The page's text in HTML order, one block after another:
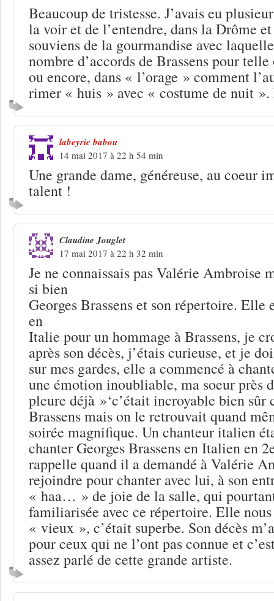
Beaucoup de tristesse. J’avais eu
la voir et de l’entendre, dans la Drôme
souviens de la gourmandise avec
nombre d’accords de Brassens pour
ou encore, dans « l’orage » comment
rimer « huis » avec « costume de nuit
labeyrie babou
14 mai 2017 à 22 h 54 min
Une grande dame, généreuse, au coeur
talent !
Claudine Jouglet
17 mai 2017 à 22 h 32 min
Je ne connaissais pas Valérie Ambroise
si bien
Georges Brassens et son répertoire. Elle
en
Italie pour un hommage à Brassens, je
après son décès, j’étais curieuse, et je
sur mes gardes, elle a commencé à
une émotion inoubliable, ma soeur près
pleure déjà »‘c’était incroyable bien sûr
Brassens mais on le retrouvait quand
soirée magnifique. Un chanteur italien
chanter Georges Brassens en Italien en
rappelle quand il a demandé à Valérie
rejoindre pour chanter avec lui, à son
« haa… » de joie de la salle, qui
familiarisée avec ce répertoire. Elle
« vieux », c’était superbe. Son décès
pour ceux qui ne l’ont pas connue et
assez parlé de cette grande artiste.